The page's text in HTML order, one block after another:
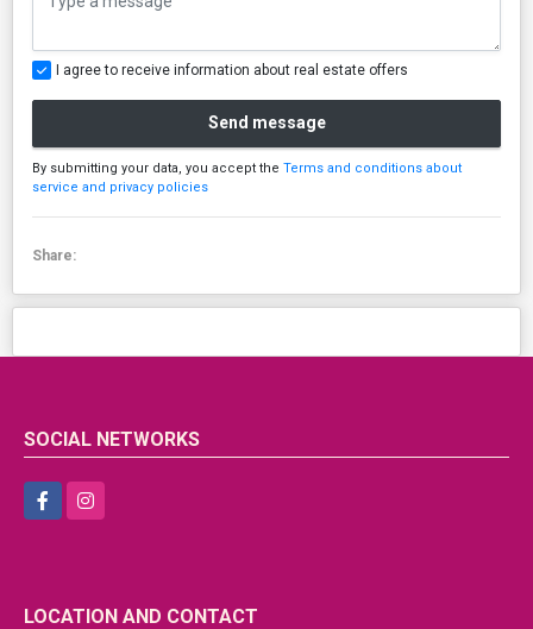
I agree to receive information about real estate offers
Send message
By submitting your data, you accept the Terms and conditions about
service and privacy policies
Share:
SOCIAL NETWORKS
FacebookInstagram
LOCATION AND CONTACT